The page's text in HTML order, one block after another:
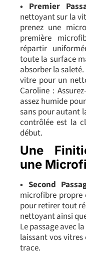
• Premier
nettoyant sur la
prenez une
première
répartir
toute la surface
absorber la
vitre pour un
Caroline :
assez humide
sans pour autant
contrôlée est la
début.
Une
une
• Second
microfibre propre
pour retirer tout
nettoyant ainsi
Le passage avec
laissant vos
trace.